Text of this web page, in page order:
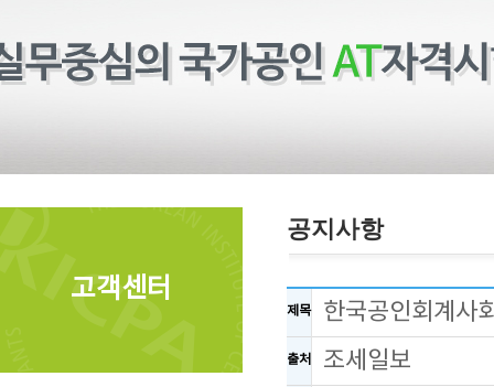
고객센터
공지사항
제목 한국공인회계사
출처 조세일보